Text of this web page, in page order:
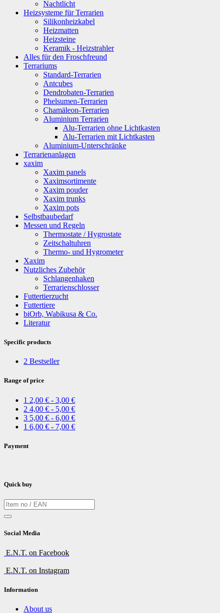
Nachtlicht
Heizsysteme für Terrarien
Silikonheizkabel
Heizmatten
Heizsteine
Keramik - Heizstrahler
Alles für den Froschfreund
Terrariums
Standard-Terrarien
Antcubes
Dendrobaten-Terrarien
Phelsumen-Terrarien
Chamäleon-Terrarien
Aluminium Terrarien
Alu-Terrarien ohne Lichtkasten
Alu-Terrarien mit Lichtkasten
Aluminium-Unterschränke
Terrarienanlagen
xaxim
Xaxim panels
Xaximsortimente
Xaxim pouder
Xaxim trunks
Xaxim pots
Selbstbaubedarf
Messen und Regeln
Thermostate / Hygrostate
Zeitschaltuhren
Thermo- und Hygrometer
Xaxim
Nutzliches Zubehör
Schlangenhaken
Terrarienschlosser
Futtertierzucht
Futtertiere
biOrb, Wabikusa & Co.
Literatur
Specific products
2 Bestseller
Range of price
1 2,00 € - 3,00 €
2 4,00 € - 5,00 €
3 5,00 € - 6,00 €
1 6,00 € - 7,00 €
Payment
Quick buy
Social Media
E.N.T. on Facebook
E.N.T. on Instagram
Information
About us